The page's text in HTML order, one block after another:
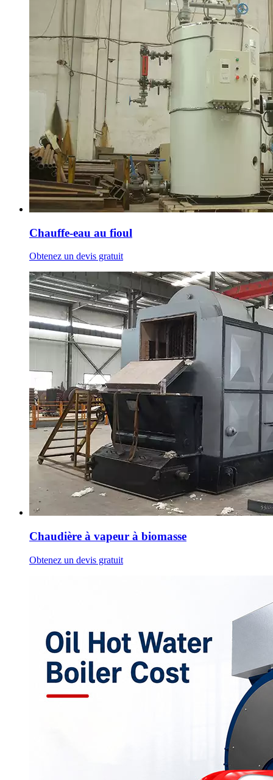
Chauffe-eau au fioul
Obtenez un devis gratuit
Chaudière à vapeur à biomasse
Obtenez un devis gratuit